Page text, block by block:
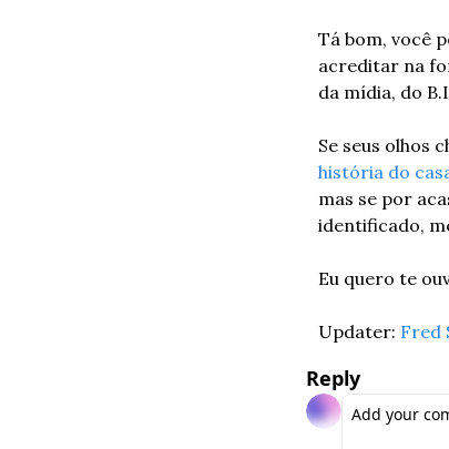
Tá bom, você
acreditar na
da mídia, do
Se seus olhos
história do
mas se por
identificado,
Eu quero te
Updater: Fred
Reply